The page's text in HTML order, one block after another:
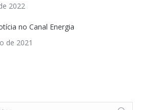
2022
no Canal Energia
de 2021